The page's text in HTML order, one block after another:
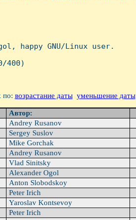
happy GNU/Linux user.
400)
по: возрастание даты уменьшение даты
Автор:
Andrey Rusanov
Sergey Suslov
Mike Gorchak
Andrey Rusanov
Vlad Sinitsky
Alexander Ogol
Anton Slobodskoy
Peter Irich
Yaroslav Kontsevoy
Peter Irich